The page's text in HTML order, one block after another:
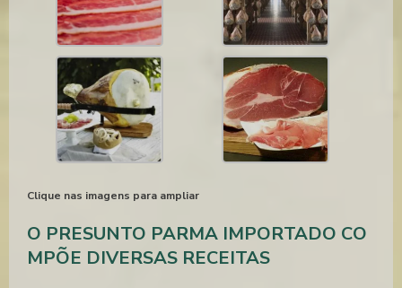
Clique nas imagens para ampliar
O PRESUNTO PARMA IMPORTADO CO
MPÕE DIVERSAS RECEITAS